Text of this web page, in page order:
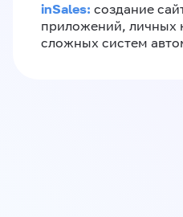
inSales: создание
приложений, личных
сложных систем